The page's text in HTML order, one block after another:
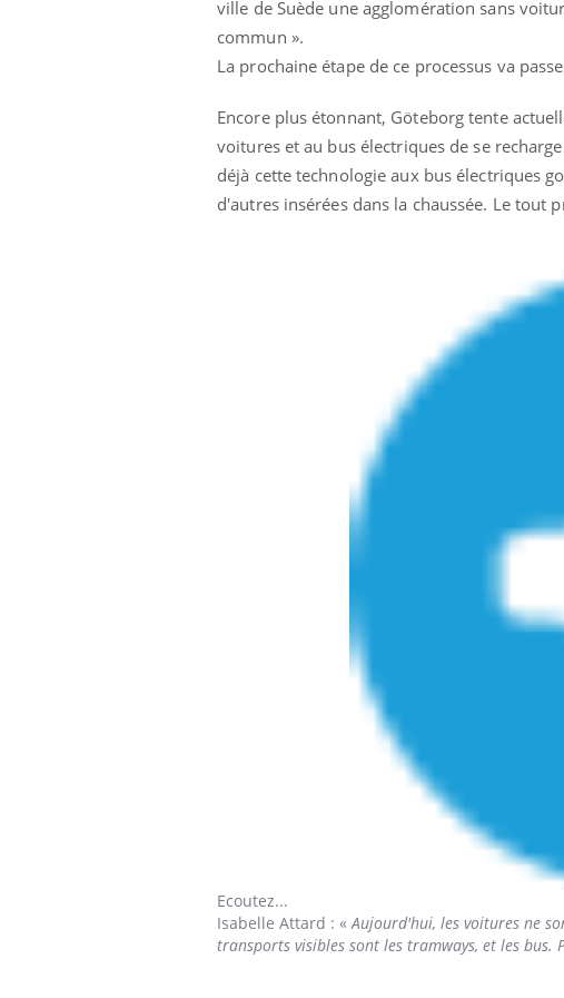
ville de Suède une agglomération sans
commun ».
La prochaine étape de ce processus va
Encore plus étonnant, Göteborg tente
voitures et au bus électriques de se
déjà cette technologie aux bus électriques
d'autres insérées dans la chaussée. Le
Ecoutez...
Isabelle Attard : «Aujourd'hui, les voitures ne
transports visibles sont les tramways, et les